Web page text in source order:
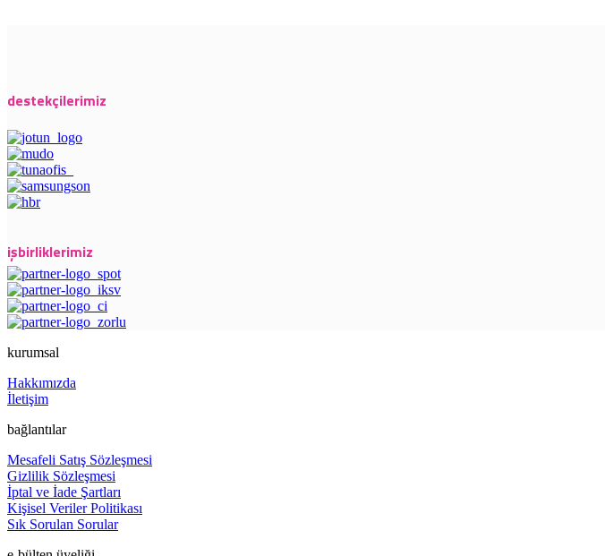
destekçilerimiz
işbirliklerimiz
kurumsal
Hakkımızda
İletişim
bağlantılar
Mesafeli Satış Sözleşmesi
Gizlilik Sözleşmesi
İptal ve İade Şartları
Kişisel Veriler Politikası
Sık Sorulan Sorular